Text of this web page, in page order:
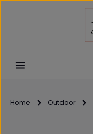
Zum Hauptinhalt
Home Outdoor